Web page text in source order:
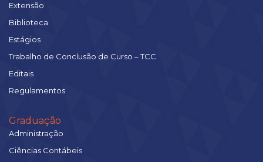
Extensão
Biblioteca
Estágios
Trabalho de Conclusão de Curso – TCC
Editais
Regulamentos
Graduação
Administração
Ciências Contábeis